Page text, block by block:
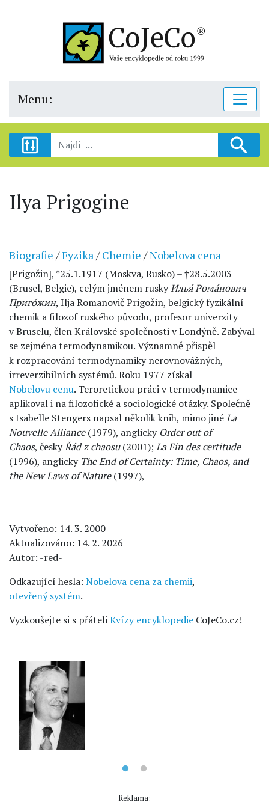
Menu:
Ilya Prigogine
Biografie /Fyzika/Chemie /Nobelova cena
[Prigožin], *25.1.1917 (Moskva, Rusko) – †28.5.2003
(Brusel, Belgie), celým jménem ruskyИлья́ Рома́нович
Приго́жин, Ilja Romanovič Prigožin, belgický fyzikální
chemik a filozof ruského původu, profesor univerzity
v Bruselu, člen Královské společnosti v Londýně. Zabýval
se zejména termodynamikou. Významně přispěl
k rozpracování termodynamiky nerovnovážných,
irreverzibilních systémů. Roku 1977 získal
Nobelovu cenu. Teroretickou práci v termodynamice
aplikoval i na filozofické a sociologické otázky. Společně
s Isabelle Stengers napsal několik knih, mimo jinéLa
Nouvelle Alliance(1979), anglicky Order out of
Chaos, českyŘád z chaosu(2001);La Fin des certitude
(1996), anglicky The End of Certainty: Time, Chaos, and
the New Laws of Nature(1997),
Vytvořeno: 14. 3. 2000
Aktualizováno: 14. 2. 2026
Autor: -red-
Odkazující hesla: Nobelova cena za chemii,
otevřený systém.
Vyzkoušejte si s přáteliKvízy encyklopedie CoJeCo.cz!
Reklama: